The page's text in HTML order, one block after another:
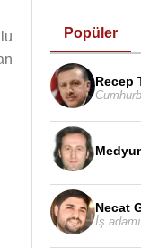
Popüler
Recep
Necat
İş adamı